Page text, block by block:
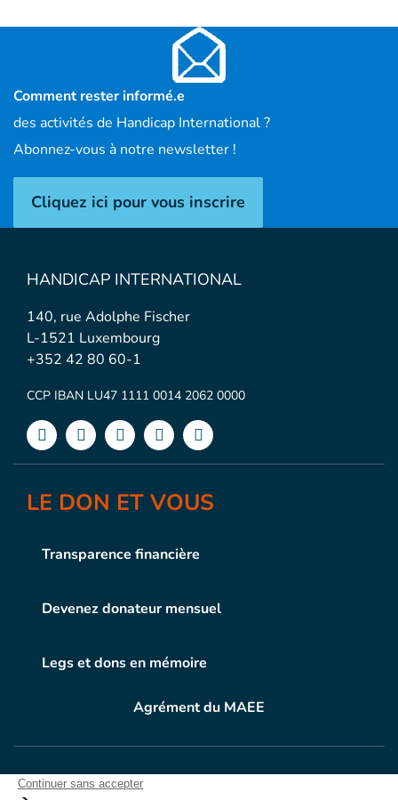
Comment rester informé.e
des activités de Handicap International ?
Abonnez-vous à notre newsletter !
Cliquez ici pour vous inscrire
HANDICAP INTERNATIONAL
140, rue Adolphe Fischer
L-1521 Luxembourg
+352 42 80 60-1
CCP IBAN LU47 1111 0014 2062 0000
LE DON ET VOUS
Transparence financière
Devenez donateur mensuel
Legs et dons en mémoire
Agrément du MAEE
VOTRE DONEN ACTION